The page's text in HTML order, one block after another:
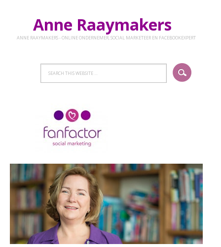
Anne Raaymakers
ANNE RAAYMAKERS - ONLINE ONDERNEMER, SOCIAL MARKETEER EN FACEBOOKEXPERT